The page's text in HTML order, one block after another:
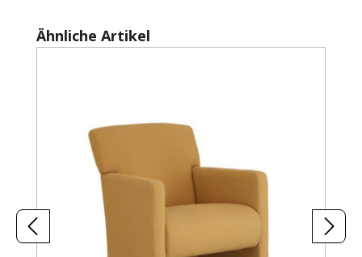
Produktgalerie überspringen
Ähnliche Artikel